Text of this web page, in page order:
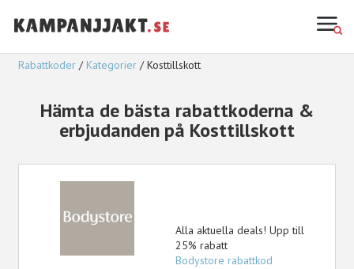
Rabattkoder Kategorier Kosttillskott
Hämta de bästa rabattkoderna &
erbjudanden på Kosttillskott
Alla aktuella deals! Upp till
25% rabatt
Bodystore rabattkod